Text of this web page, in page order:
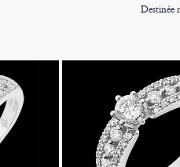
Destinée